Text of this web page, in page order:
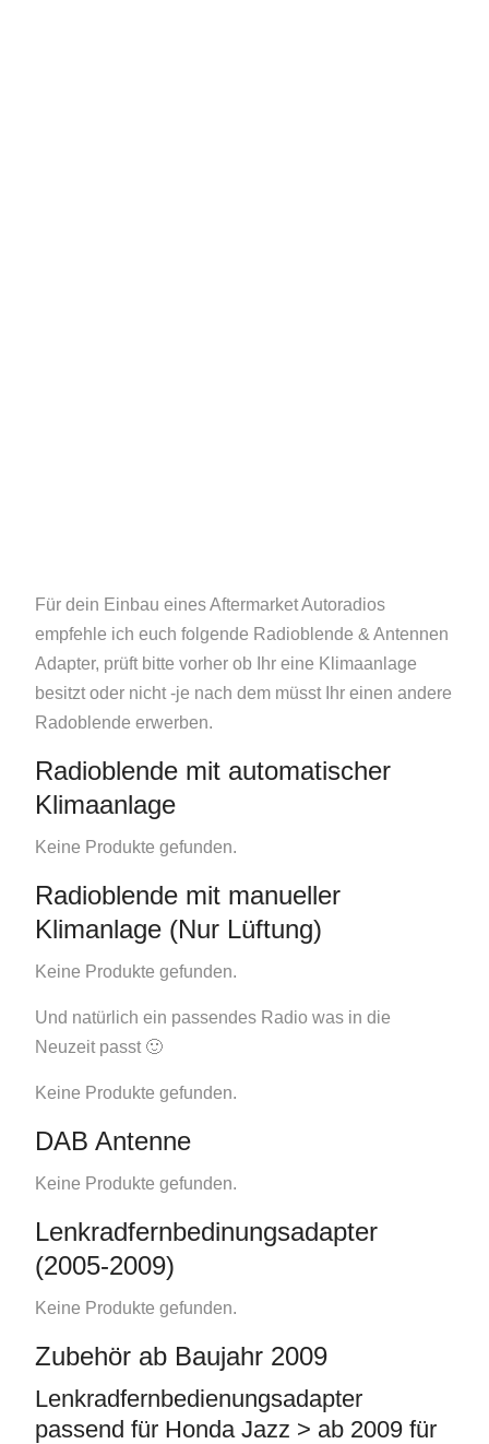
Für dein Einbau eines Aftermarket Autoradios
empfehle ich euch folgende Radioblende & Antennen
Adapter, prüft bitte vorher ob Ihr eine Klimaanlage
besitzt oder nicht -je nach dem müsst Ihr einen andere
Radoblende erwerben.
Radioblende mit automatischer
Klimaanlage
Keine Produkte gefunden.
Radioblende mit manueller
Klimanlage (Nur Lüftung)
Keine Produkte gefunden.
Und natürlich ein passendes Radio was in die
Neuzeit passt 🙂
Keine Produkte gefunden.
DAB Antenne
Keine Produkte gefunden.
Lenkradfernbedinungsadapter
(2005-2009)
Keine Produkte gefunden.
Zubehör ab Baujahr 2009
Lenkradfernbedienungsadapter
passend für Honda Jazz > ab 2009 für